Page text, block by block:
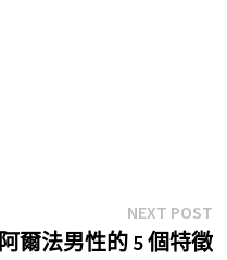
NEXT POST
阿爾法男性的 5 個特徵